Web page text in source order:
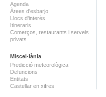
Agenda
Àrees d'esbarjo
Llocs d'interès
Itineraris
Comerços, restaurants i serveis
privats
Miscel·lània
Predicció meteorològica
Defuncions
Entitats
Castellar en xifres